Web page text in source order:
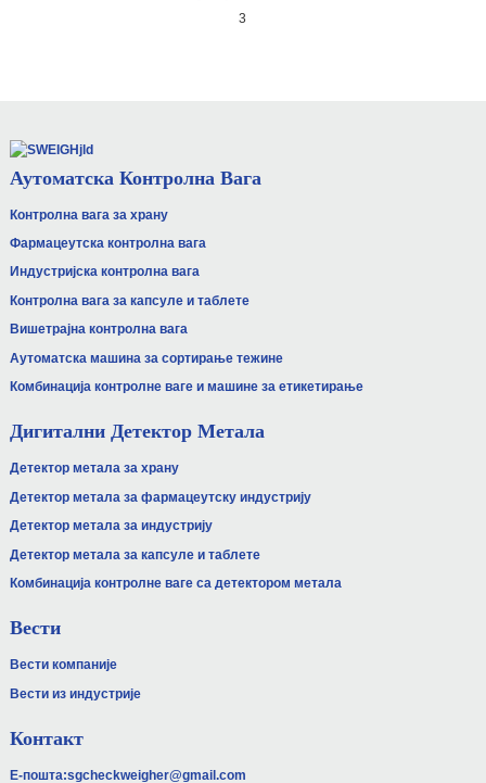
3
Аутоматска Контролна Вага
Контролна вага за храну
Фармацеутска контролна вага
Индустријска контролна вага
Контролна вага за капсуле и таблете
Вишетрајна контролна вага
Аутоматска машина за сортирање тежине
Комбинација контролне ваге и машине за етикетирање
Дигитални Детектор Метала
Детектор метала за храну
Детектор метала за фармацеутску индустрију
Детектор метала за индустрију
Детектор метала за капсуле и таблете
Комбинација контролне ваге са детектором метала
Вести
Вести компаније
Вести из индустрије
Контакт
Е-пошта:sgcheckweigher@gmail.com